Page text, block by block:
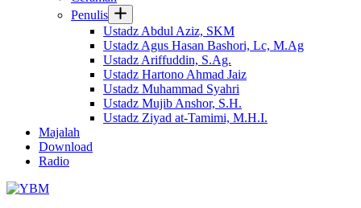
Penulis
Ustadz Abdul Aziz, SKM
Ustadz Agus Hasan Bashori, Lc, M.Ag
Ustadz Ariffuddin, S.Ag.
Ustadz Hartono Ahmad Jaiz
Ustadz Muhammad Syahri
Ustadz Mujib Anshor, S.H.
Ustadz Ziyad at-Tamimi, M.H.I.
Majalah
Download
Radio